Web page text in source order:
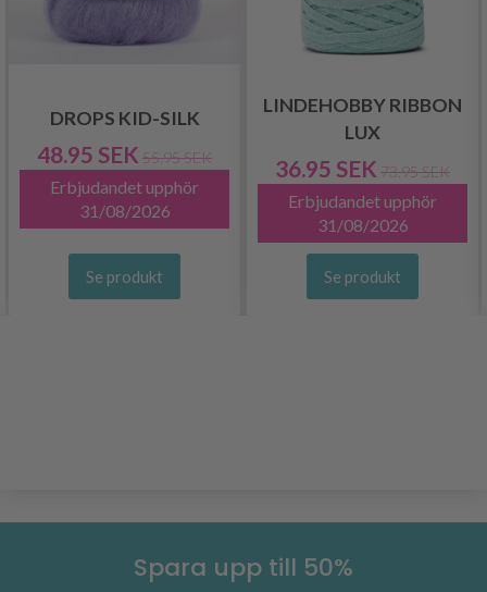
DROPS KID-SILK
48.95 SEK 55.95 SEK
Erbjudandet upphör
31/08/2026
Se produkt
LINDEHOBBY RIBBON
LUX
36.95 SEK 73.95 SEK
Erbjudandet upphör
31/08/2026
Se produkt
Spara upp till 50%